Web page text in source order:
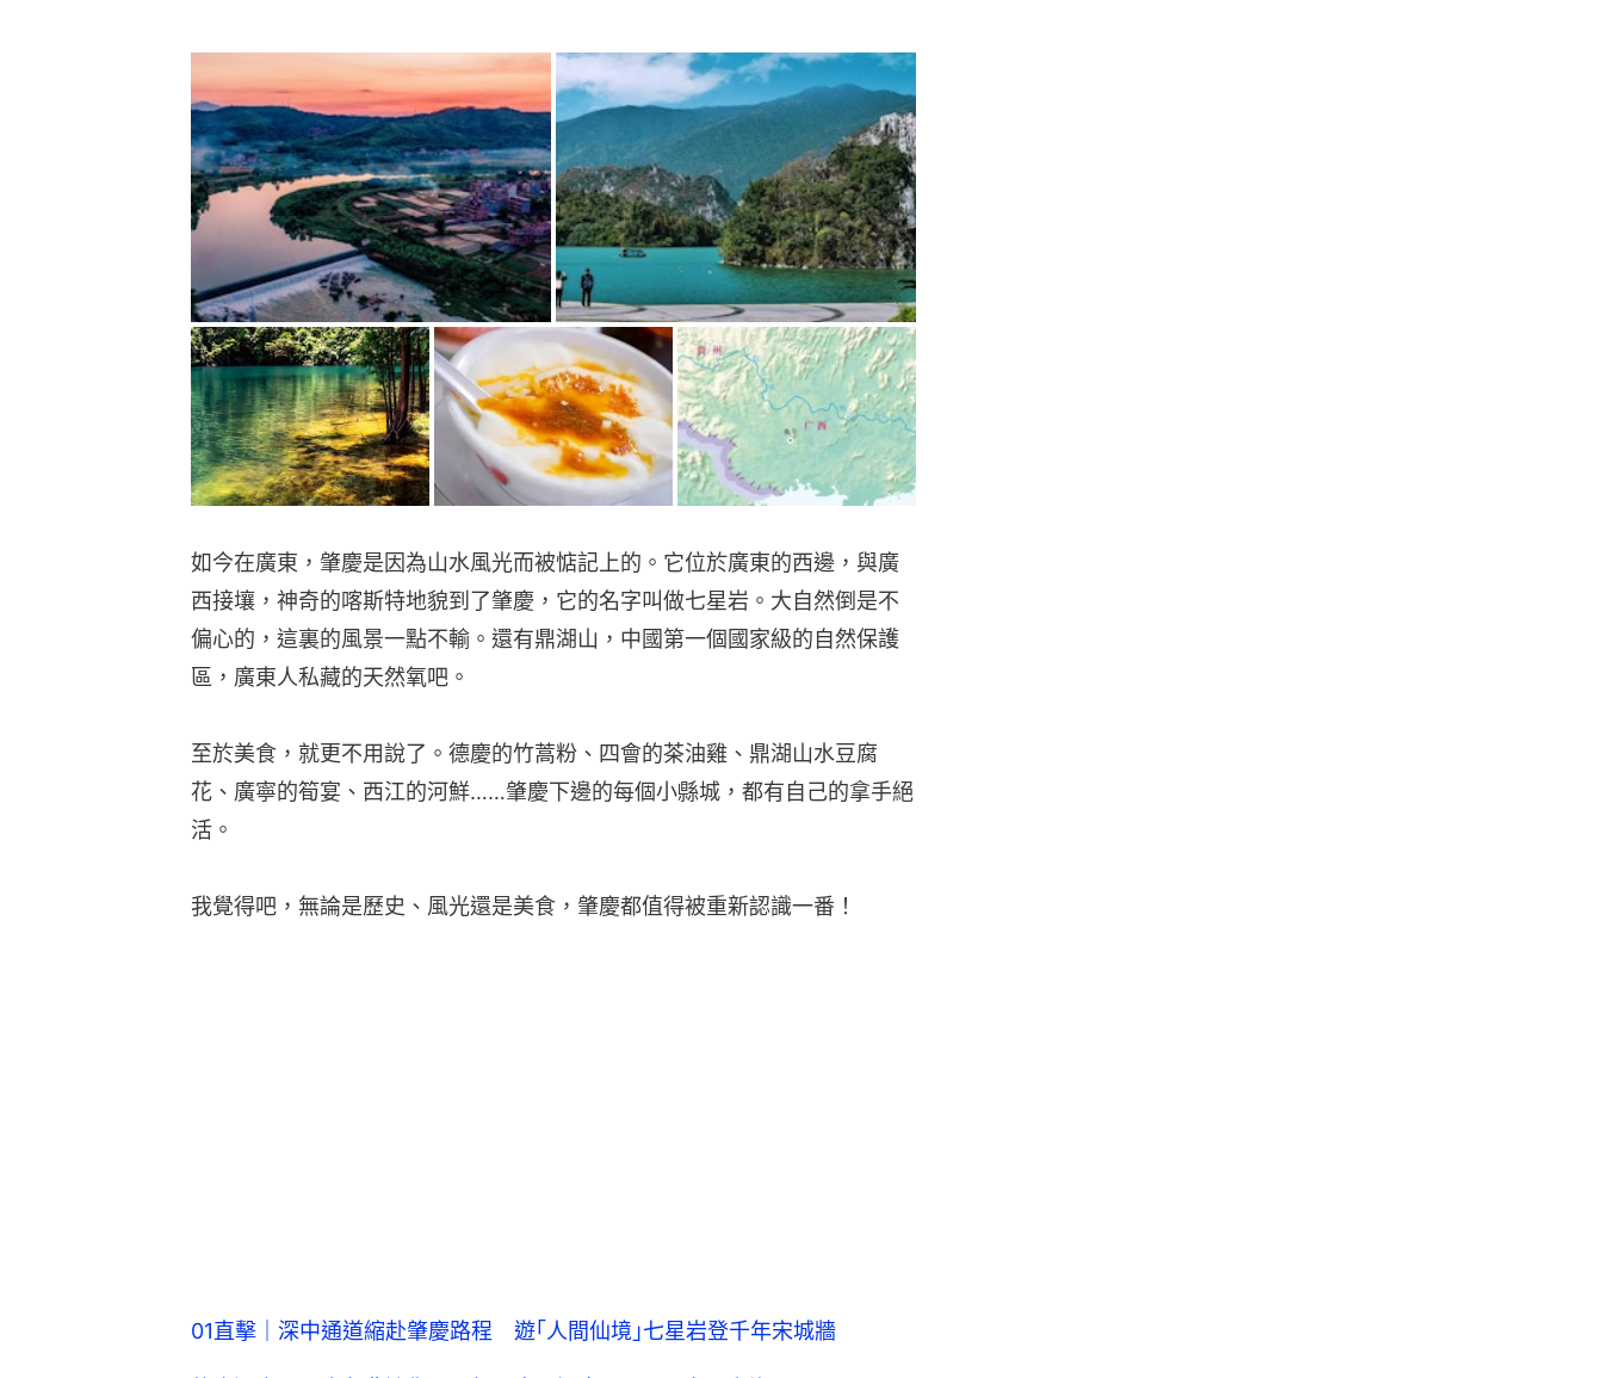
如今在廣東，肇慶是因為山水風光而被惦記上的。它位於廣東的西邊，與廣
西接壤，神奇的喀斯特地貌到了肇慶，它的名字叫做七星岩。大自然倒是不
偏心的，這裏的風景一點不輸。還有鼎湖山，中國第一個國家級的自然保護
區，廣東人私藏的天然氧吧。
至於美食，就更不用說了。德慶的竹蒿粉、四會的茶油雞、鼎湖山水豆腐
花、廣寧的筍宴、西江的河鮮……肇慶下邊的每個小縣城，都有自己的拿手絕
活。
我覺得吧，無論是歷史、風光還是美食，肇慶都值得被重新認識一番！
01直擊｜深中通道縮赴肇慶路程 遊｢人間仙境｣七星岩登千年宋城牆